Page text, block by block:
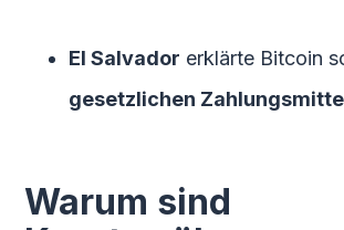
El Salvador erklärte Bitcoin
gesetzlichen
Warum sind